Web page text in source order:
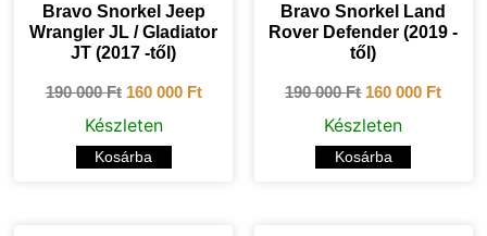
Bravo Snorkel Jeep
Wrangler JL / Gladiator
JT (2017 -től)
190 000Ft 160 000 Ft
Készleten
Kosárba
Bravo Snorkel Land
Rover Defender (2019 -
től)
190 000Ft 160 000 Ft
Készleten
Kosárba